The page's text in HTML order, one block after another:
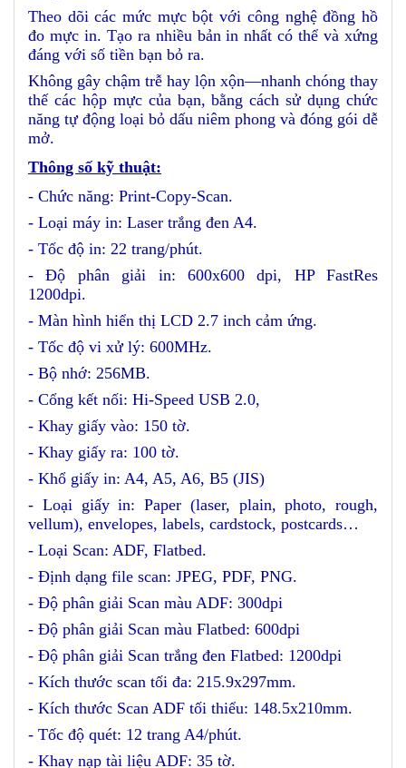
Theo dõi các mức mực bột với công nghệ đồng hồ
đo mực in. Tạo ra nhiều bản in nhất có thể và xứng
đáng với số tiền bạn bỏ ra.
Không gây chậm trễ hay lộn xộn—nhanh chóng thay
thế các hộp mực của bạn, bằng cách sử dụng chức
năng tự động loại bỏ dấu niêm phong và đóng gói dễ
mở.
Thông số kỹ thuật:
- Chức năng: Print-Copy-Scan.
- Loại máy in: Laser trắng đen A4.
- Tốc độ in: 22 trang/phút.
- Độ phân giải in: 600x600 dpi, HP FastRes
1200dpi.
- Màn hình hiển thị LCD 2.7 inch cảm ứng.
- Tốc độ vi xử lý: 600MHz.
- Bộ nhớ: 256MB.
- Cổng kết nối: Hi-Speed USB 2.0,
- Khay giấy vào: 150 tờ.
- Khay giấy ra: 100 tờ.
- Khổ giấy in: A4, A5, A6, B5 (JIS)
- Loại giấy in: Paper (laser, plain, photo, rough,
vellum), envelopes, labels, cardstock, postcards…
- Loại Scan: ADF, Flatbed.
- Định dạng file scan: JPEG, PDF, PNG.
- Độ phân giải Scan màu ADF: 300dpi
- Độ phân giải Scan màu Flatbed: 600dpi
- Độ phân giải Scan trắng đen Flatbed: 1200dpi
- Kích thước scan tối đa: 215.9x297mm.
- Kích thước Scan ADF tối thiểu: 148.5x210mm.
- Tốc độ quét: 12 trang A4/phút.
- Khay nạp tài liệu ADF: 35 tờ.